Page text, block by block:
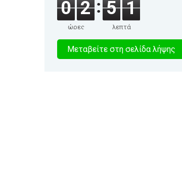
0 2
ώρες
5 1
λεπτά
3 7
Μεταβείτε στη σελίδα λήψης